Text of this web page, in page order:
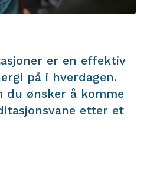
er en effektiv
på i hverdagen.
du ønsker å komme
etter et